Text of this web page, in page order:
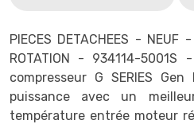
PIECES DETACHEES - NEUF
ROTATION - 934114-
compresseur G SERIES
puissance avec un
température entrée moteur